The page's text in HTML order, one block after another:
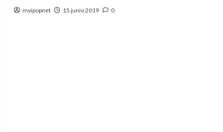
myipopnet 15 junio 2019 0